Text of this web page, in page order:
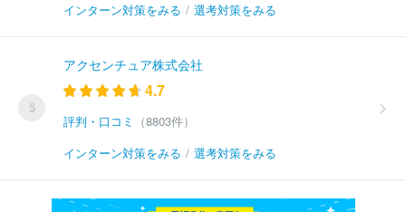
インターン対策をみる / 選考対策をみる
5
アクセンチュア株式会社
4.7
評判・口コミ
（8803件）
インターン対策をみる / 選考対策をみる